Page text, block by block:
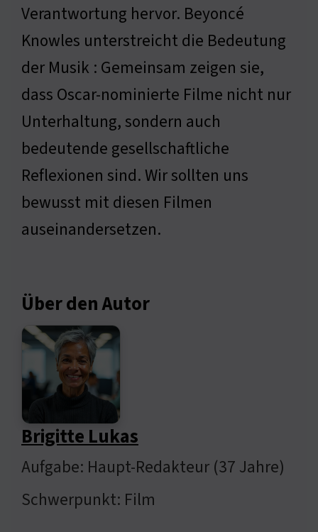
Verantwortung hervor. Beyoncé
Knowles unterstreicht die Bedeutung
der Musik : Gemeinsam zeigen sie,
dass Oscar-nominierte Filme nicht nur
Unterhaltung, sondern auch
bedeutende gesellschaftliche
Reflexionen sind. Wir sollten uns
bewusst mit diesen Filmen
auseinandersetzen.
Über den Autor
Brigitte Lukas
Aufgabe: Haupt-Redakteur (37 Jahre)
Schwerpunkt: Film